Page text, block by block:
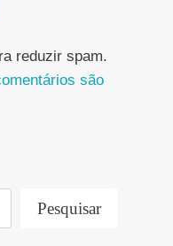
reduzir spam.
são
Pesquisar